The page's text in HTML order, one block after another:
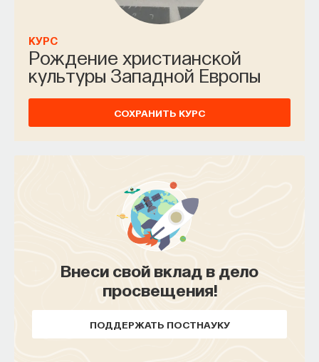
КУРС
Рождение христианской
культуры Западной Европы
СОХРАНИТЬ КУРС
Внеси свой вклад в дело
просвещения!
ПОДДЕРЖАТЬ ПОСТНАУКУ